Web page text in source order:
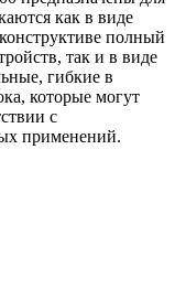
как в виде
полный
так и в виде
гибкие в
которые могут
с
применений.